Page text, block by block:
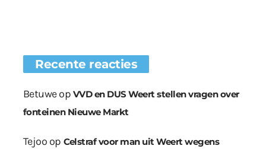
Recente reacties
Betuweop VVD en DUS Weert stellen vragen over
fonteinen Nieuwe Markt
Tejoo op Celstraf voor man uit Weert wegens